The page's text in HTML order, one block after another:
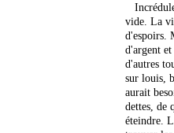
vide. La
d'espoirs.
d'argent
d'autres
sur louis,
aurait
dettes, de
éteindre.